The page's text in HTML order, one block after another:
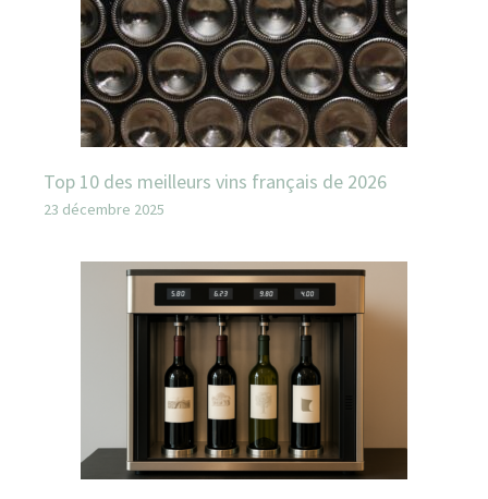
Top 10 des meilleurs vins français de 2026
23 décembre 2025